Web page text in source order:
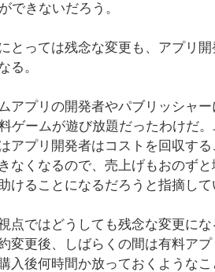
できないだろう。
とっては残念な変更も、アプリ
る。
アプリの開発者やパブリッシャ
ゲームが遊び放題だったわけだ
アプリ開発者はコストを回収す
なくなるので、売上げもおのず
けることになるだろうと指摘して
点ではどうしても残念な変更に
変更後、しばらくの間は有料ア
入後何時間か放っておくような